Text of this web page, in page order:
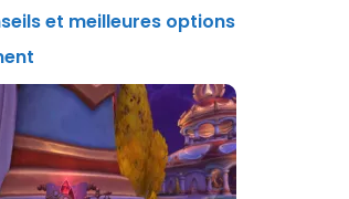
et meilleures options